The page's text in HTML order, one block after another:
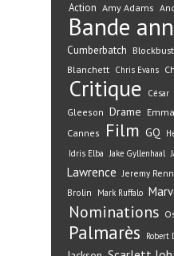
Action Amy Adams
Bande
Cumberbatch
Blanchett Chris Evans
Critique César
Gleeson Drame
Cannes
Film GQ
Idris Elba Jake Gyllenhaal
Lawrence Jeremy
Brolin
Mark Ruffalo
Nominations
Palmarès Robert